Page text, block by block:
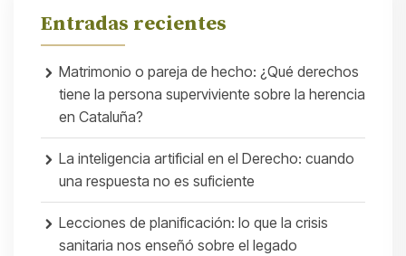
Entradas recientes
Matrimonio o pareja de hecho: ¿Qué derechos
tiene la persona superviviente sobre la herencia
en Cataluña?
La inteligencia artificial en el Derecho: cuando
una respuesta no es suficiente
Lecciones de planificación: lo que la crisis
sanitaria nos enseñó sobre el legado